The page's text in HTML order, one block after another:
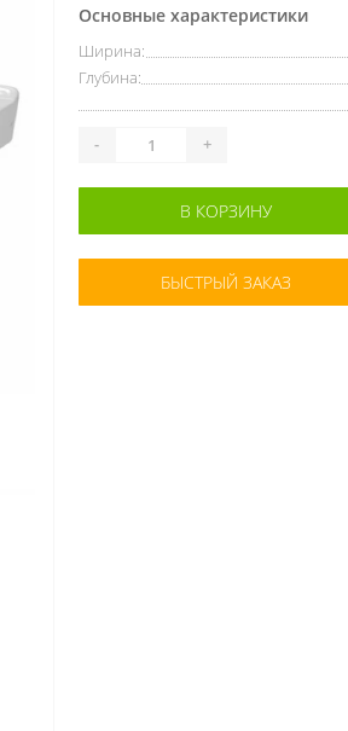
Основные характеристики
Ширина:
Глубина:
- +
В КОРЗИНУ
БЫСТРЫЙ ЗАКАЗ